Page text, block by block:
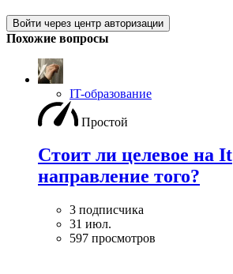
Войти через центр авторизации
Похожие вопросы
IT-образование
Простой
Стоит ли целевое на It
направление того?
3 подписчика
31 июл.
597 просмотров